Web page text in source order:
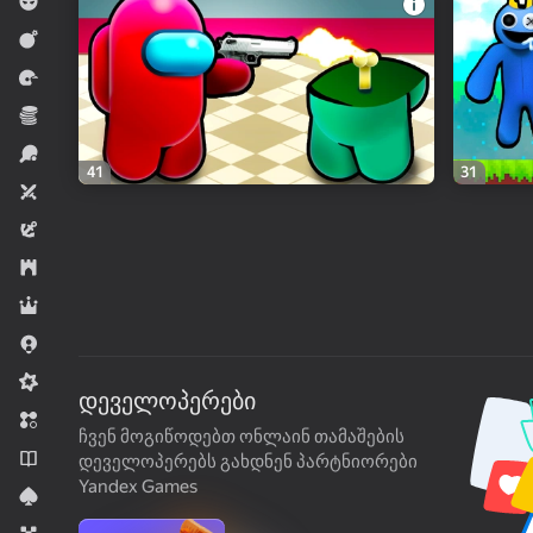
მებრძოლები
წარსვლა
ეკონომიკა
სპორტი
ორი მოთამაშე
შესატყვისი 3
ნოველები
ბარათი
41 31
დეველოპერები
ჩვენ მოგიწოდებთ ონლაინ თამაშების
დეველოპერებს გახდნენ პარტნიორები
Yandex Games